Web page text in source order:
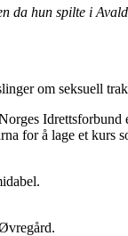
da hun spilte i
om seksuell
for å lage et kurs